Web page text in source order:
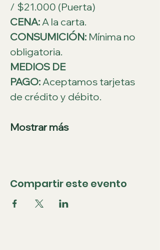
/ $21.000 (Puerta)
CENA: A la carta.
CONSUMICIÓN: Mínima no
obligatoria.
MEDIOS DE
PAGO: Aceptamos tarjetas
de crédito y débito.
Mostrar más
Compartir este evento